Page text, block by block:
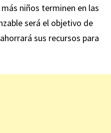
niños terminen en las
será el objetivo de
sus recursos para